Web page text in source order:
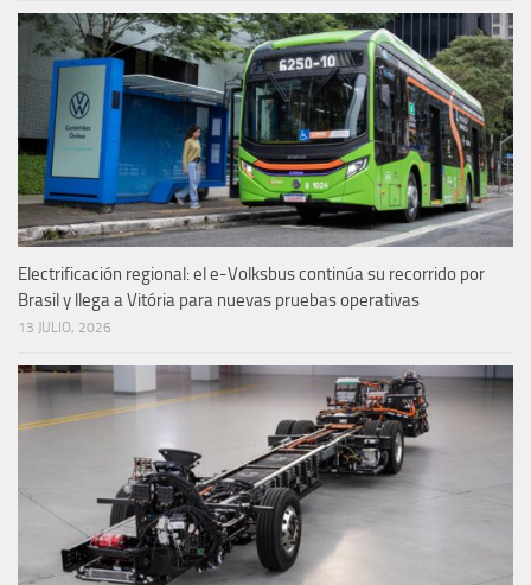
Electrificación regional: el e-Volksbus continúa su recorrido por
Brasil y llega a Vitória para nuevas pruebas operativas
13 JULIO, 2026